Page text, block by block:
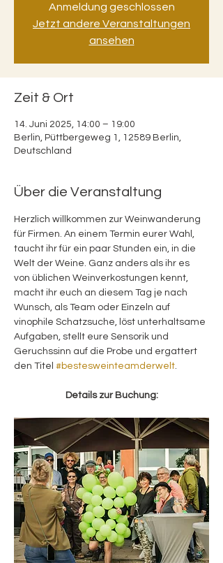
Anmeldung geschlossen
Jetzt andere Veranstaltungen
ansehen
Zeit & Ort
14. Juni 2025, 14:00 – 19:00
Berlin, Püttbergeweg 1, 12589 Berlin,
Deutschland
Über die Veranstaltung
Herzlich willkommen zur Weinwanderung
für Firmen. An einem Termin eurer Wahl,
taucht ihr für ein paar Stunden ein, in die
Welt der Weine. Ganz anders als ihr es
von üblichen Weinverkostungen kennt,
macht ihr euch an diesem Tag je nach
Wunsch, als Team oder Einzeln auf
vinophile Schatzsuche, löst unterhaltsame
Aufgaben, stellt eure Sensorik und
Geruchssinn auf die Probe und ergattert
den Titel #bestesweinteamderwelt
Details zur Buchung: